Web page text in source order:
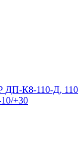
ДП-К8-110-Д, 110
+30